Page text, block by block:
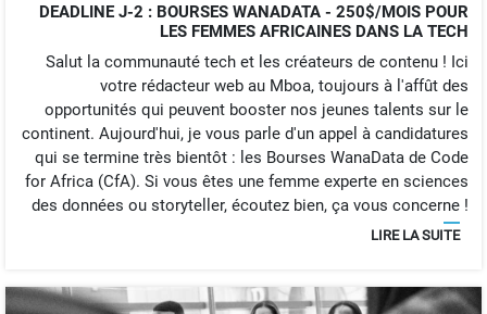
DEADLINE J-2 : BOURSES WANADATA - 250$/MOIS POUR
LES FEMMES AFRICAINES DANS LA TECH
Salut la communauté tech et les créateurs de contenu ! Ici
votre rédacteur web au Mboa, toujours à l'affût des
opportunités qui peuvent booster nos jeunes talents sur le
continent. Aujourd'hui, je vous parle d'un appel à candidatures
qui se termine très bientôt : les Bourses WanaData de Code
for Africa (CfA). Si vous êtes une femme experte en sciences
des données ou storyteller, écoutez bien, ça vous concerne !
LIRE LA SUITE